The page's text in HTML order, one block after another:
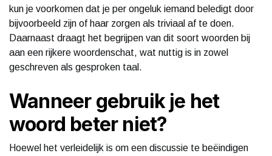
kun je voorkomen dat je per ongeluk iemand beledigt door
bijvoorbeeld zijn of haar zorgen als triviaal af te doen.
Daarnaast draagt het begrijpen van dit soort woorden bij
aan een rijkere woordenschat, wat nuttig is in zowel
geschreven als gesproken taal.
Wanneer gebruik je het
woord beter niet?
Hoewel het verleidelijk is om een discussie te beëindigen